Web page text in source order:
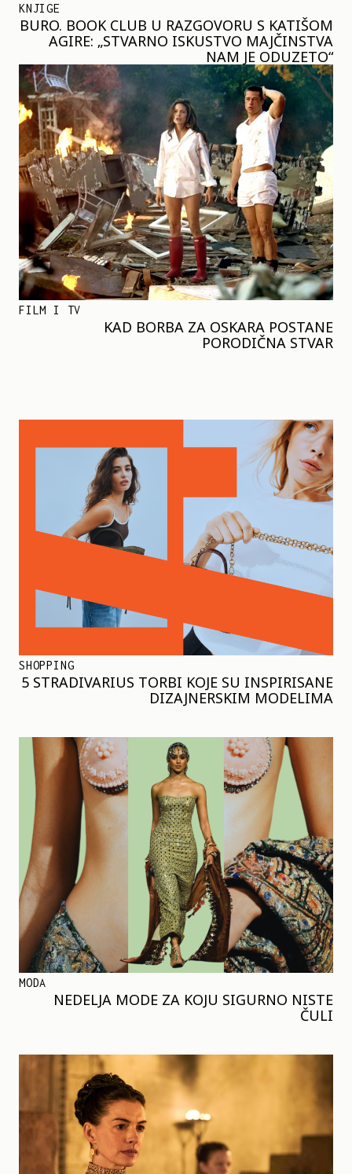
KNJIGE
BURO. BOOK CLUB U RAZGOVORU S KATIŠOM
AGIRE: „STVARNO ISKUSTVO MAJČINSTVA
NAM JE ODUZETO“
FILM I TV
KAD BORBA ZA OSKARA POSTANE
PORODIČNA STVAR
SHOPPING
5 STRADIVARIUS TORBI KOJE SU INSPIRISANE
DIZAJNERSKIM MODELIMA
MODA
NEDELJA MODE ZA KOJU SIGURNO NISTE
ČULI